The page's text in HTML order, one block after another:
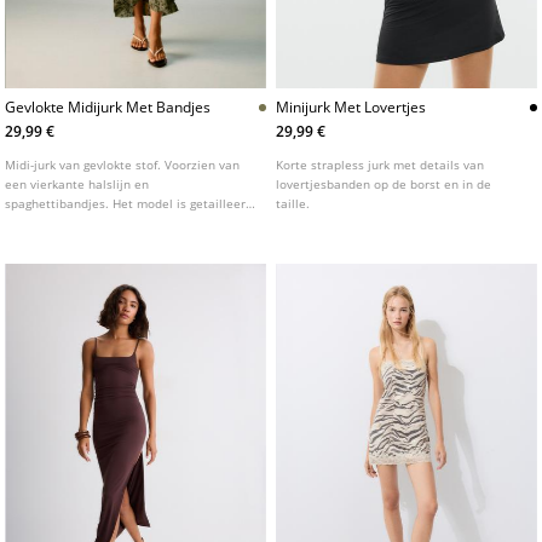
Gevlokte Midijurk Met Bandjes
29,99 €
Midi-jurk van gevlokte stof. Voorzien van
een vierkante halslijn en
spaghettibandjes. Het model is getailleerd
Minijurk Met Lovertjes
29,99 €
Korte strapless jurk met details van
lovertjesbanden op de borst en in de
taille.